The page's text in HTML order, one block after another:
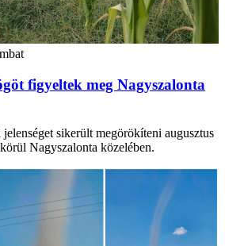
figyeltek meg Nagyszalonta
sikerült megörökíteni augusztus
Nagyszalonta közelében.